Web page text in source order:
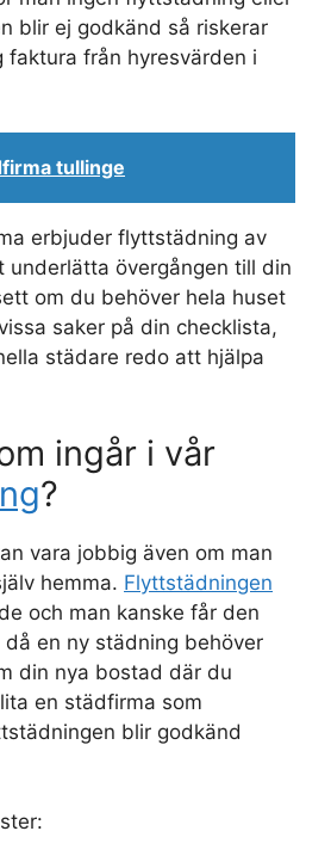
blir ej godkänd så riskerar
faktura från hyresvärden i
tullinge
erbjuder flyttstädning av
underlätta övergången till din
om du behöver hela huset
saker på din checklista,
städare redo att hjälpa
ingår i vår
?
vara jobbig även om man
hemma. Flyttstädningen
och man kanske får den
en ny städning behöver
din nya bostad där du
en städfirma som
blir godkänd